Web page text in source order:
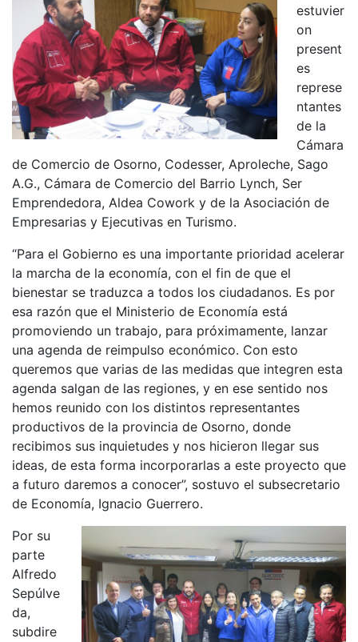
estuvier
on
present
es
represe
ntantes
de la
Cámara
de Comercio de Osorno, Codesser, Aproleche, Sago
A.G., Cámara de Comercio del Barrio Lynch, Ser
Emprendedora, Aldea Cowork y de la Asociación de
Empresarias y Ejecutivas en Turismo.
“Para el Gobierno es una importante prioridad acelerar
la marcha de la economía, con el fin de que el
bienestar se traduzca a todos los ciudadanos. Es por
esa razón que el Ministerio de Economía está
promoviendo un trabajo, para próximamente, lanzar
una agenda de reimpulso económico. Con esto
queremos que varias de las medidas que integren esta
agenda salgan de las regiones, y en ese sentido nos
hemos reunido con los distintos representantes
productivos de la provincia de Osorno, donde
recibimos sus inquietudes y nos hicieron llegar sus
ideas, de esta forma incorporarlas a este proyecto que
a futuro daremos a conocer”, sostuvo el subsecretario
de Economía, Ignacio Guerrero.
Por su
parte
Alfredo
Sepúlve
da,
subdire